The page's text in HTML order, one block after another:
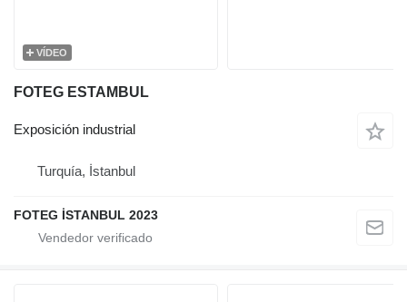
VÍDEO
FOTEG ESTAMBUL
Exposición industrial
Turquía, İstanbul
FOTEG İSTANBUL 2023